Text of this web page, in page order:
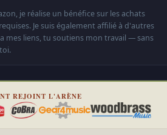
je réalise un bénéfice sur les achats
Je suis également affilié à d'autres
mes liens, tu soutiens mon travail — sans
REJOINT L'ARÈNE